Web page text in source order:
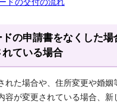
ドの交付の流れ
の申請書をなくした場
ている場合
れた場合や、住所変更や婚姻
容が変更されている場合、新